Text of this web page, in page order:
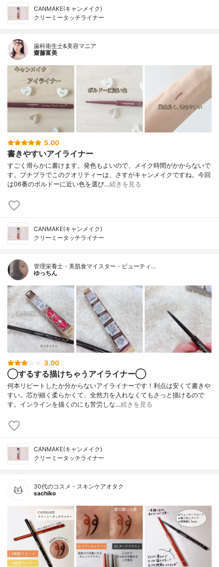
CANMAKE(キャンメイク)
クリーミータッチライナー
歯科衛生士&美容マニア
齋藤富美
5.00
書きやすいアイライナー
すごく滑らかに書けます。発色もよいので、メイク時間がかからないで
す。プチプラでこのクオリティーは、さすがキャンメイクですね。今回
は06番のボルドーに近い色を選び…続きを見る
CANMAKE(キャンメイク)
クリーミータッチライナー
管理栄養士・美肌食マイスター・ビューティ…
ゆっちん
3.00
◯するする描けちゃうアイライナー◯
何本リピートしたか分からないアイライナーです！利点は安くて書きや
すい。芯が細く柔らかくて、全然力を入れなくてもさっと描けるので
す。インラインを描くのにも苦労しな…続きを見る
CANMAKE(キャンメイク)
クリーミータッチライナー
30代のコスメ・スキンケアオタク
sachiko